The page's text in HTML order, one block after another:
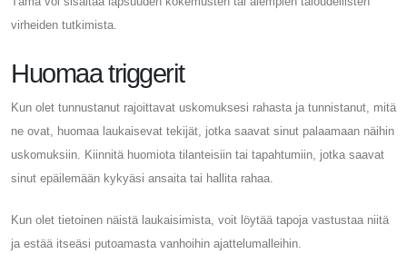
virheiden tutkimista.
Huomaa triggerit
Kun olet tunnustanut rajoittavat uskomuksesi rahasta ja tunnistanut, mitä
ne ovat, huomaa laukaisevat tekijät, jotka saavat sinut palaamaan näihin
uskomuksiin. Kiinnitä huomiota tilanteisiin tai tapahtumiin, jotka saavat
sinut epäilemään kykyäsi ansaita tai hallita rahaa.
Kun olet tietoinen näistä laukaisimista, voit löytää tapoja vastustaa niitä
ja estää itseäsi putoamasta vanhoihin ajattelumalleihin.